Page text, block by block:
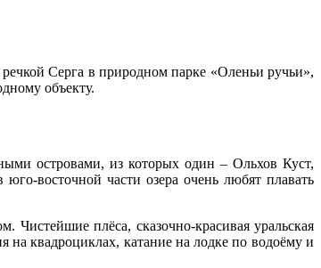
Серга в природном парке «Оленьи ручьи»,
объекту.
островами, из которых один – Ольхов Куст,
восточной части озера очень любят плавать
плёса, сказочно-красивая уральская
квадроциклах, катание на лодке по водоёму и